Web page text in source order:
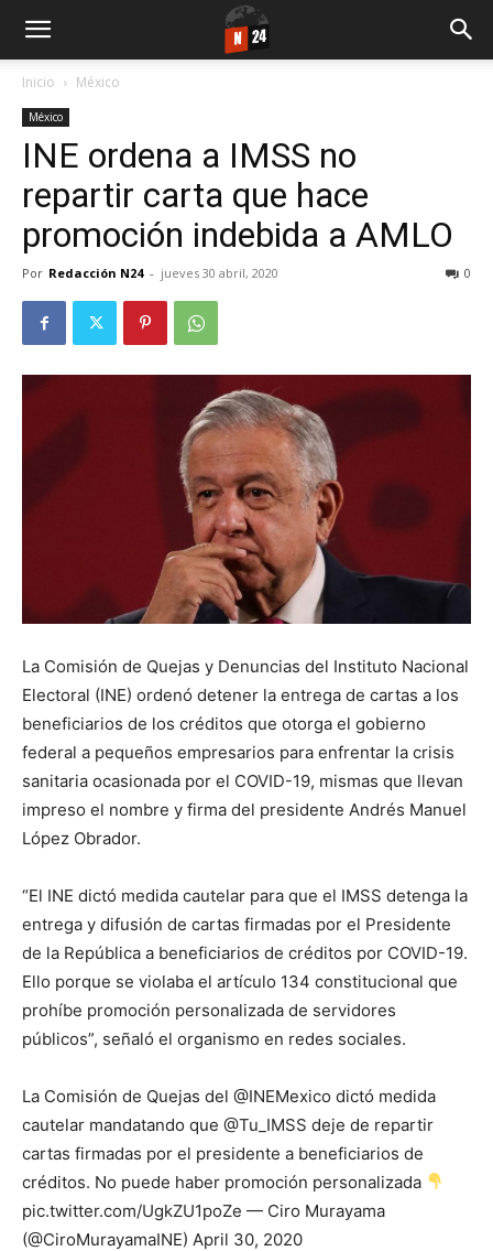
Inicio México
México
INE ordena a IMSS no
repartir carta que hace
promoción indebida a AMLO
Por Redacción N24 - jueves 30 abril, 2020 0
La Comisión de Quejas y Denuncias del Instituto Nacional
Electoral (INE) ordenó detener la entrega de cartas a los
beneficiarios de los créditos que otorga el gobierno
federal a pequeños empresarios para enfrentar la crisis
sanitaria ocasionada por el COVID-19, mismas que llevan
impreso el nombre y firma del presidente Andrés Manuel
López Obrador.
“El INE dictó medida cautelar para que el IMSS detenga la
entrega y difusión de cartas firmadas por el Presidente
de la República a beneficiarios de créditos por COVID-19.
Ello porque se violaba el artículo 134 constitucional que
prohíbe promoción personalizada de servidores
públicos”, señaló el organismo en redes sociales.
La Comisión de Quejas del @INEMexico dictó medida
cautelar mandatando que @Tu_IMSS deje de repartir
cartas firmadas por el presidente a beneficiarios de
créditos. No puede haber promoción personalizada
pic.twitter.com/UgkZU1poZe — Ciro Murayama
(@CiroMurayamaINE) April 30, 2020